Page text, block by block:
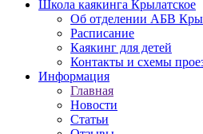
Школа каякинга Крылатское
Об отделении АБВ
Расписание
Каякинг для детей
Контакты и схемы
Информация
Главная
Новости
Статьи